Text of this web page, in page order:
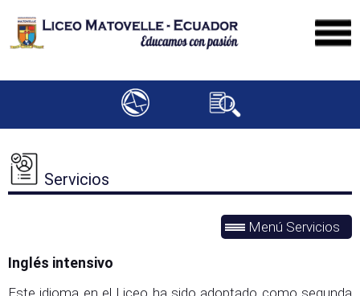
Servicios
Menú Servicios
Inglés intensivo
Este idioma en el Liceo ha sido adoptado como segunda